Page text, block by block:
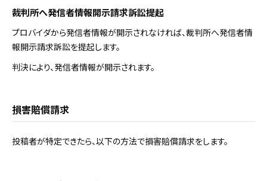
裁判所へ発信者情報開示請求訴訟提起
プロバイダから発信者情報が開示されなければ、裁判所へ発信者情
報開示請求訴訟を提起します。
判決により、発信者情報が開示されます。
損害賠償請求
投稿者が特定できたら、以下の方法で損害賠償請求をします。